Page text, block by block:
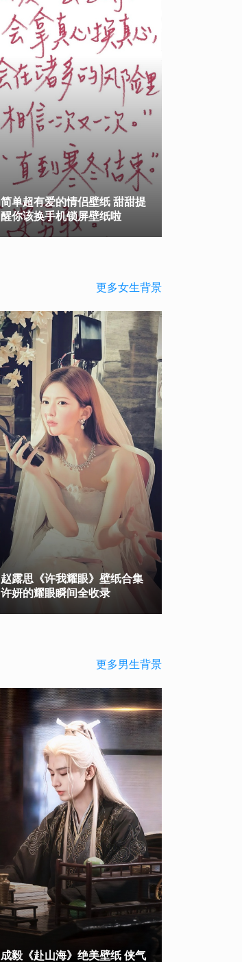
简单超有爱的情侣壁纸 甜甜提
醒你该换手机锁屏壁纸啦
更多女生背景
赵露思《许我耀眼》壁纸合集
许妍的耀眼瞬间全收录
更多男生背景
成毅《赴山海》绝美壁纸 侠气